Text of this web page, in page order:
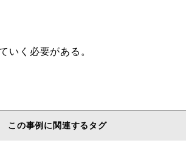
いく必要がある。
この事例に関連するタグ